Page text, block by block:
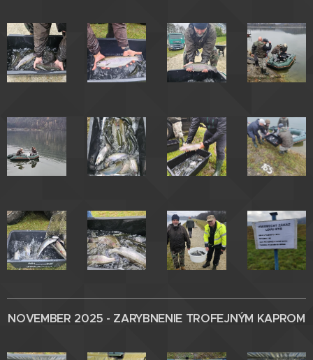
NOVEMBER 2025 - ZARYBNENIE TROFEJNÝM KAPROM